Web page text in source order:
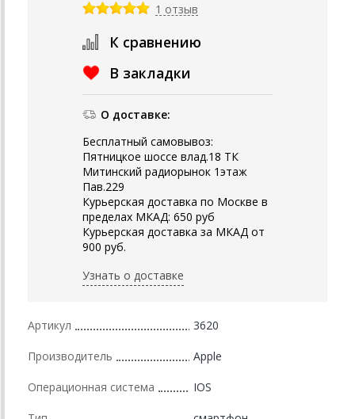
1 отзыв
К сравнению
В закладки
О доставке:
Бесплатный самовывоз:
Пятницкое шоссе влад.18 ТК
Митинский радиорынок 1этаж
Пав.229
Курьерская доставка по Москве в
пределах МКАД: 650 руб
Курьерская доставка за МКАД от
900 руб.
Узнать о доставке
Артикул 3620
Производитель Apple
Операционная система IOS